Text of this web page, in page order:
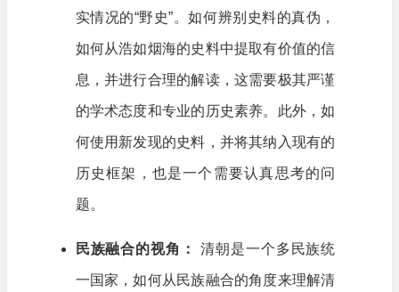
实情况的“野史”。如何辨别史料的真伪，
如何从浩如烟海的史料中提取有价值的信
息，并进行合理的解读，这需要极其严谨
的学术态度和专业的历史素养。此外，如
何使用新发现的史料，并将其纳入现有的
历史框架，也是一个需要认真思考的问
题。
民族融合的视角： 清朝是一个多民族统
一国家，如何从民族融合的角度来理解清